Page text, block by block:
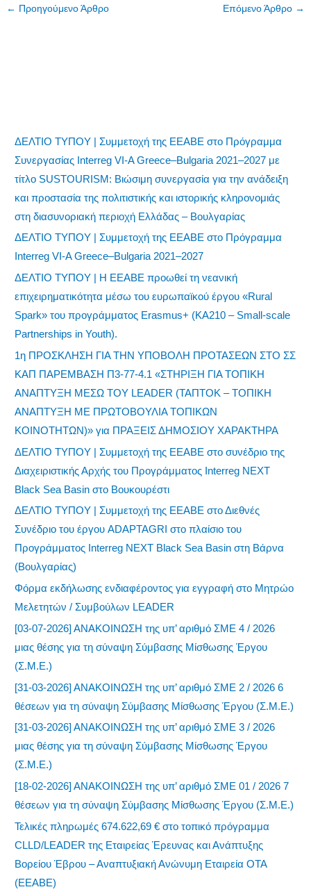
← Προηγούμενο Άρθρο Επόμενο Άρθρο →
ΔΕΛΤΙΟ ΤΥΠΟΥ | Συμμετοχή της ΕΕΑΒΕ στο Πρόγραμμα
Συνεργασίας Interreg VI-A Greece–Bulgaria 2021–2027 με
τίτλο SUSTOURISM: Βιώσιμη συνεργασία για την ανάδειξη
και προστασία της πολιτιστικής και ιστορικής κληρονομιάς
στη διασυνοριακή περιοχή Ελλάδας – Βουλγαρίας
ΔΕΛΤΙΟ ΤΥΠΟΥ | Συμμετοχή της ΕΕΑΒΕ στο Πρόγραμμα
Interreg VI-A Greece–Bulgaria 2021–2027
ΔΕΛΤΙΟ ΤΥΠΟΥ | Η ΕΕΑΒΕ προωθεί τη νεανική
επιχειρηματικότητα μέσω του ευρωπαϊκού έργου «Rural
Spark» του προγράμματος Erasmus+ (KA210 – Small-scale
Partnerships in Youth).
1η ΠΡΟΣΚΛΗΣΗ ΓΙΑ ΤΗΝ ΥΠΟΒΟΛΗ ΠΡΟΤΑΣΕΩΝ ΣΤΟ ΣΣ
ΚΑΠ ΠΑΡΕΜΒΑΣΗ Π3-77-4.1 «ΣΤΗΡΙΞΗ ΓΙΑ ΤΟΠΙΚΗ
ΑΝΑΠΤΥΞΗ ΜΕΣΩ ΤΟΥ LEADER (ΤΑΠΤΟΚ – ΤΟΠΙΚΗ
ΑΝΑΠΤΥΞΗ ΜΕ ΠΡΩΤΟΒΟΥΛΙΑ ΤΟΠΙΚΩΝ
ΚΟΙΝΟΤΗΤΩΝ)» για ΠΡΑΞΕΙΣ ΔΗΜΟΣΙΟΥ ΧΑΡΑΚΤΗΡΑ
ΔΕΛΤΙΟ ΤΥΠΟΥ | Συμμετοχή της ΕΕΑΒΕ στο συνέδριο της
Διαχειριστικής Αρχής του Προγράμματος Interreg NEXT
Black Sea Basin στο Βουκουρέστι
ΔΕΛΤΙΟ ΤΥΠΟΥ | Συμμετοχή της ΕΕΑΒΕ στο Διεθνές
Συνέδριο του έργου ADAPTAGRI στο πλαίσιο του
Προγράμματος Interreg NEXT Black Sea Basin στη Βάρνα
(Βουλγαρίας)
Φόρμα εκδήλωσης ενδιαφέροντος για εγγραφή στο Μητρώο
Μελετητών / Συμβούλων LEADER
[03-07-2026] ΑΝΑΚΟΙΝΩΣΗ της υπ’ αριθμό ΣΜΕ 4 / 2026
μιας θέσης για τη σύναψη Σύμβασης Μίσθωσης Έργου
(Σ.Μ.Ε.)
[31-03-2026] ΑΝΑΚΟΙΝΩΣΗ της υπ’ αριθμό ΣΜΕ 2 / 2026 6
θέσεων για τη σύναψη Σύμβασης Μίσθωσης Έργου (Σ.Μ.Ε.)
[31-03-2026] ΑΝΑΚΟΙΝΩΣΗ της υπ’ αριθμό ΣΜΕ 3 / 2026
μιας θέσης για τη σύναψη Σύμβασης Μίσθωσης Έργου
(Σ.Μ.Ε.)
[18-02-2026] ΑΝΑΚΟΙΝΩΣΗ της υπ’ αριθμό ΣΜΕ 01 / 2026 7
θέσεων για τη σύναψη Σύμβασης Μίσθωσης Έργου (Σ.Μ.Ε.)
Τελικές πληρωμές 674.622,69 € στο τοπικό πρόγραμμα
CLLD/LEADER της Εταιρείας Έρευνας και Ανάπτυξης
Βορείου Έβρου – Αναπτυξιακή Ανώνυμη Εταιρεία ΟΤΑ
(ΕΕΑΒΕ)